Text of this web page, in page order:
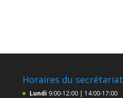
Horaires du secrétariat
Lundi 9:00-12:00 | 14:00-17:00